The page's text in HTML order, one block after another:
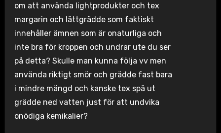
om att använda lightprodukter och tex
margarin och lättgrädde som faktiskt
innehåller ämnen som är onaturliga och
inte bra för kroppen och undrar ute du ser
på detta? Skulle man kunna följa vv men
använda riktigt smör och grädde fast bara
i mindre mängd och kanske tex spä ut
grädde ned vatten just för att undvika
onödiga kemikalier?